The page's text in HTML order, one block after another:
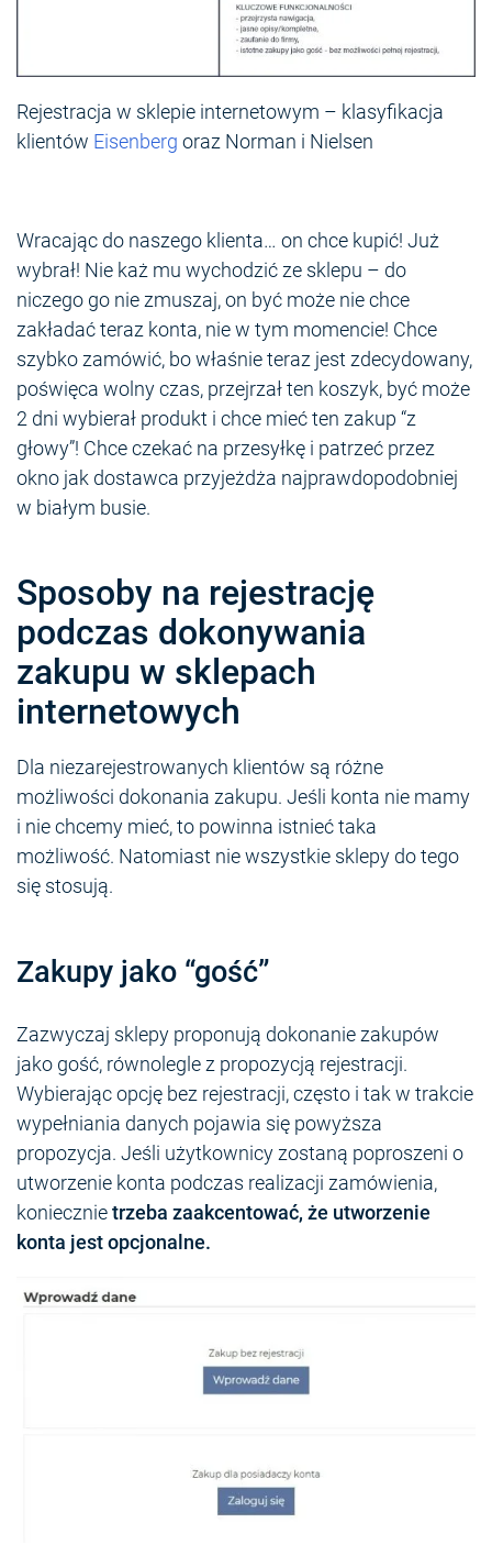
Rejestracja w sklepie internetowym – klasyfikacja
klientów Eisenberg oraz Norman i Nielsen
Wracając do naszego klienta… on chce kupić! Już
wybrał! Nie każ mu wychodzić ze sklepu – do
niczego go nie zmuszaj, on być może nie chce
zakładać teraz konta, nie w tym momencie! Chce
szybko zamówić, bo właśnie teraz jest zdecydowany,
poświęca wolny czas, przejrzał ten koszyk, być może
2 dni wybierał produkt i chce mieć ten zakup “z
głowy”! Chce czekać na przesyłkę i patrzeć przez
okno jak dostawca przyjeżdża najprawdopodobniej
w białym busie.
Sposoby na rejestrację
podczas dokonywania
zakupu w sklepach
internetowych
Dla niezarejestrowanych klientów są różne
możliwości dokonania zakupu. Jeśli konta nie mamy
i nie chcemy mieć, to powinna istnieć taka
możliwość. Natomiast nie wszystkie sklepy do tego
się stosują.
Zakupy jako “gość”
Zazwyczaj sklepy proponują dokonanie zakupów
jako gość, równolegle z propozycją rejestracji.
Wybierając opcję bez rejestracji, często i tak w trakcie
wypełniania danych pojawia się powyższa
propozycja. Jeśli użytkownicy zostaną poproszeni o
utworzenie konta podczas realizacji zamówienia,
koniecznietrzeba zaakcentować, że utworzenie
konta jest opcjonalne.